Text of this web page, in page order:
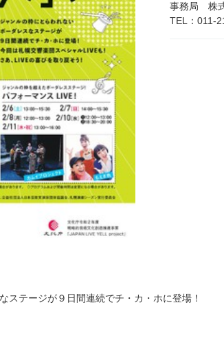
事務局 株
TEL：011-
ステージが９日間連続でチ・カ・ホに登場！